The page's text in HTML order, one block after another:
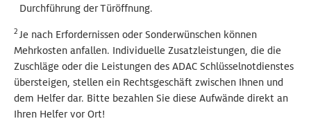
Durchführung der Türöffnung.
2 Je nach Erfordernissen oder Sonderwünschen können
Mehrkosten anfallen. Individuelle Zusatzleistungen, die die
Zuschläge oder die Leistungen des ADAC Schlüsselnotdienstes
übersteigen, stellen ein Rechtsgeschäft zwischen Ihnen und
dem Helfer dar. Bitte bezahlen Sie diese Aufwände direkt an
Ihren Helfer vor Ort!